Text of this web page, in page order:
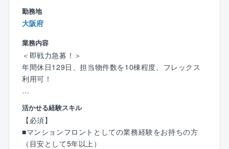
もありますが、平日に振替休日を取得して頂きます。
またコールセンターが1次対応を行っているため、休日
対応が発生しにくい環境となっています。
※平均残業時間20時間～30時間
※休日出勤は基本少なめですが、対応いただいた場合は
振替休日を取得いただきます。
【事業基盤】
株式会社大京のグループ会社であり、分譲マンション
（サーパスマンション）の管理を中心とした建物の維
持管理業を全国で展開しており、毎年管理戸数受注実
勤務地
大阪府
業務内容
＜即戦力急募！＞
年間休日129日、担当物件数を10棟程度、フレックス
利用可！
大阪府大阪市勤務にて、同社が管理する分譲マンショ
ン管理組合の窓口（フロント営業担当）として、マン
ション管理に関わるサポート/提案活動を担当頂きま
す。
活かせる経験スキル
【必須】
■マンションフロントとしての業務経験をお持ちの方
（目安として5年以上）